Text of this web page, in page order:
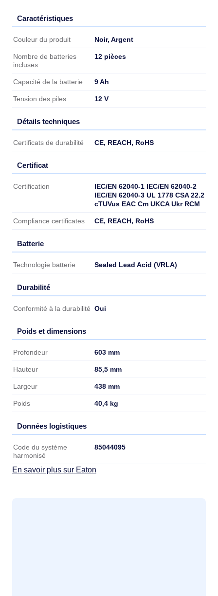
Caractéristiques
Caractéristiques
Couleur du produit Noir, Argent
Nombre de batteries
incluses
12 pièces
Capacité de la batterie 9 Ah
Tension des piles 12 V
Détails techniques
Détails techniques
Certificats de durabilité CE, REACH, RoHS
Certificat
Certificat
Certification
IEC/EN 62040-1 IEC/EN 62040-2
IEC/EN 62040-3 UL 1778 CSA 22.2
cTUVus EAC Cm UKCA Ukr RCM
Compliance certificates CE, REACH, RoHS
Batterie
Batterie
Technologie batterie Sealed Lead Acid (VRLA)
Durabilité
Durabilité
Conformité à la durabilité Oui
Poids et dimensions
Poids et dimensions
Profondeur 603 mm
Hauteur 85,5 mm
Largeur 438 mm
Poids 40,4 kg
Données logistiques
Données logistiques
Code du système
harmonisé
85044095
En savoir plus sur Eaton